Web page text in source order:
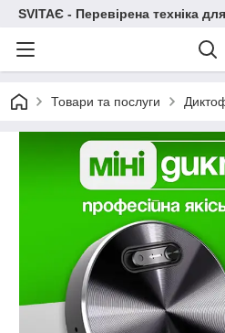
SVITAЄ - Перевірена техніка
Товари та послуги